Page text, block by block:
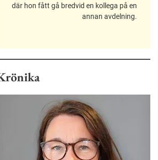
där hon fått gå bredvid en kollega på en
annan avdelning.